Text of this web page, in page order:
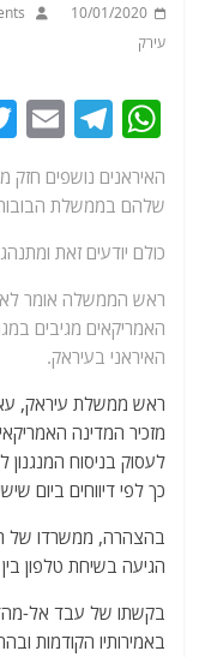
10/01/2020
עירק
W
at
s
A
p
p
T
e
g
ra
m
E
l
האיראנים נושפים
שלהם בממשלת
כולם יודעים זאת
ראש הממשלה אומר
האמריקאים מגיבים
האיראני בעיראק.
ראש ממשלת עיראק,
מזכיר המדינה
לעסוק בניסוח
כך לפי דיווחים ביום
בהצהרה, ממשרדו של
הגיעה בשיחת טלפון
בקשתו של עבד אל-
באמירותיו הקודמות